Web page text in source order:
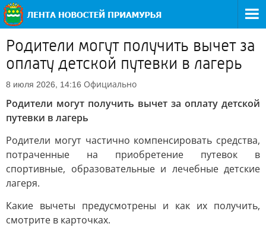
Родители могут получить вычет за
оплату детской путевки в лагерь
8 июля 2026, 14:16 Официально
Родители могут получить вычет за оплату детской
путевки в лагерь
Родители могут частично компенсировать средства,
потраченные на приобретение путевок в
спортивные, образовательные и лечебные детские
лагеря.
Какие вычеты предусмотрены и как их получить,
смотрите в карточках.